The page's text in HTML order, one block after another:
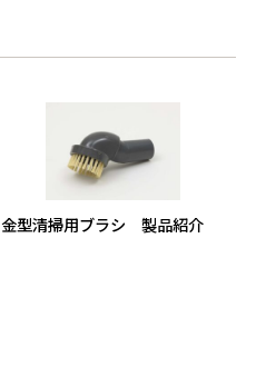
金型清掃用ブラシ 製品紹介